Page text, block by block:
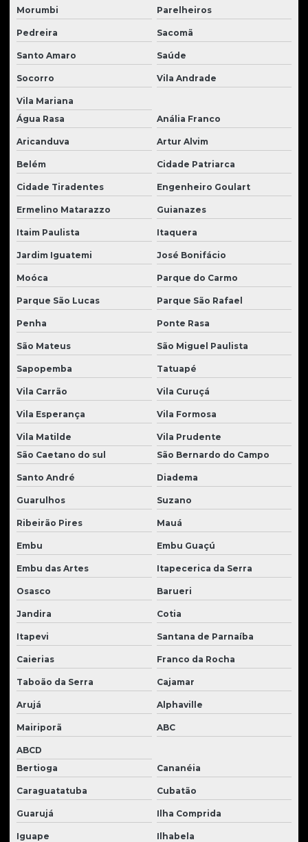
Peças para tratores volvo
Peças usadas para tratores
Pinos e buchas para tratores
Pistão hidráulico para trator
Pneus para carregadeiras
Radiador de óleo para tratores
Redutor de giro escavadeira
Reforma de motores de tratores
Reforma de tratores
Retifica de motores de tratores
Retroescavadeira usada
Retroescavadeira usada para venda
Retroescavadeira à venda
Roda para carregadeira
Rolamentos para tratores
Rolete para tratores
Rolos compactadores usados
Solenoides para tratores
Tanque para tratores
Transmissão trator
Transmissão tratores e peças
Tratores case à venda
Tratores case à venda
Tratores de esteira à venda
Tratores Hyundai usados
Tratores new holland usados a venda
Tratores new holland usados à venda
Tratores new holland usados à venda
Tratores new holland venda
Tratores usados
Morumbi Parelheiros
Pedreira Sacomã
Santo Amaro Saúde
Socorro Vila Andrade
Vila Mariana
Água Rasa
Anália Franco
Aricanduva Artur Alvim
Belém Cidade Patriarca
Cidade Tiradentes Engenheiro Goulart
Ermelino Matarazzo Guianazes
Itaim Paulista Itaquera
Jardim Iguatemi José Bonifácio
Moóca Parque do Carmo
Parque São Lucas Parque São Rafael
Penha Ponte Rasa
São Mateus São Miguel Paulista
Sapopemba Tatuapé
Vila Carrão Vila Curuçá
Vila Esperança Vila Formosa
Vila Matilde
Vila Prudente
São Caetano do sul
São Bernardo do Campo
Santo André Diadema
Guarulhos Suzano
Ribeirão Pires Mauá
Embu Embu Guaçú
Embu das Artes Itapecerica da Serra
Osasco Barueri
Jandira Cotia
Itapevi Santana de Parnaíba
Caierias Franco da Rocha
Taboão da Serra Cajamar
Arujá Alphaville
Mairiporã ABC
ABCD
Bertioga
Cananéia
Caraguatatuba Cubatão
Guarujá Ilha Comprida
Iguape Ilhabela